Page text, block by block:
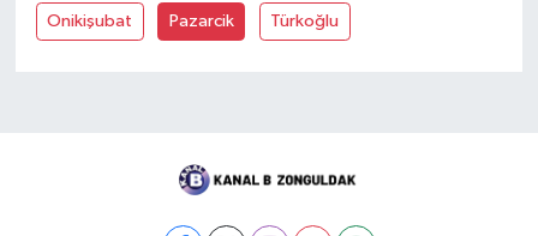
Onikişubat Pazarcik Türkoğlu